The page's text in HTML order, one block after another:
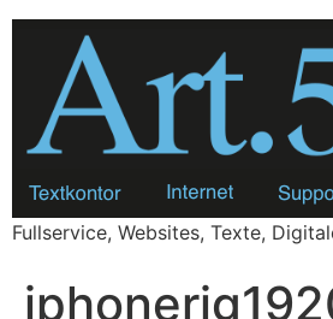
Zum
springen
Fullservice, Websites, Texte,